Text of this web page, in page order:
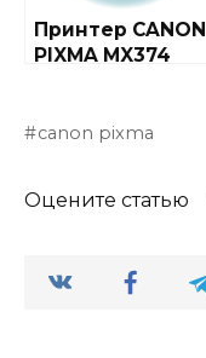
Принтер CANON
PIXMA MX374
canon pixma
Оцените статью